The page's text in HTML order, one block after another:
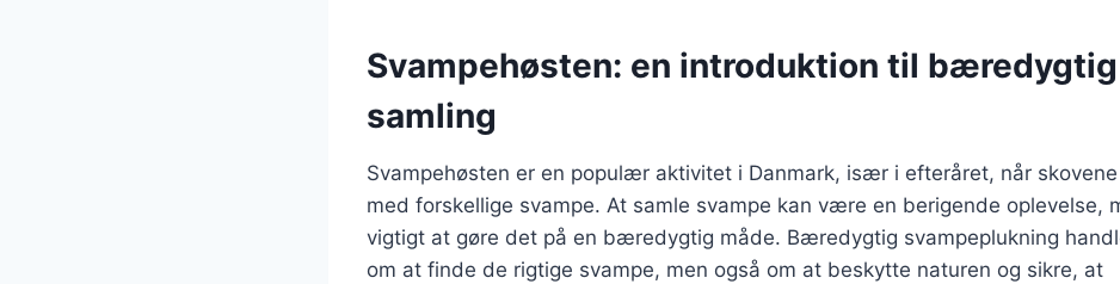
Svampehøsten: en introduktion til bæredygtig
samling
Svampehøsten er en populær aktivitet i Danmark, især i efteråret, når
med forskellige svampe. At samle svampe kan være en berigende oplevelse,
vigtigt at gøre det på en bæredygtig måde. Bæredygtig svampeplukning
om at finde de rigtige svampe, men også om at beskytte naturen og sikre, at